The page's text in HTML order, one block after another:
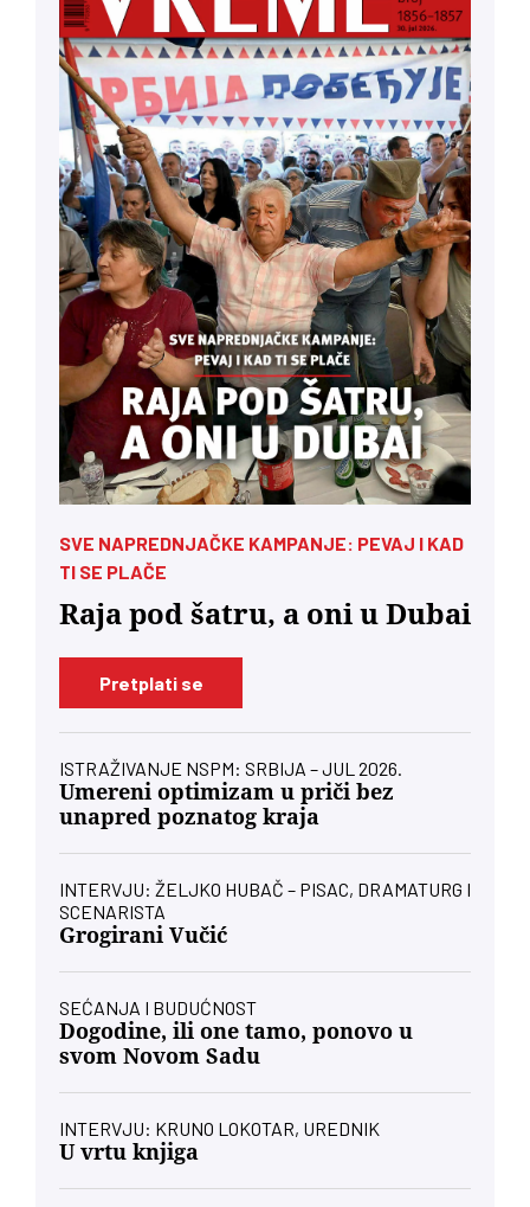
SVE NAPREDNJAČKE KAMPANJE: PEVAJ I KAD
TI SE PLAČE
Raja pod šatru, a oni u Dubai
Pretplati se
ISTRAŽIVANJE NSPM: SRBIJA – JUL 2026.
Umereni optimizam u priči bez
unapred poznatog kraja
INTERVJU: ŽELJKO HUBAČ – PISAC, DRAMATURG I
SCENARISTA
Grogirani Vučić
SEĆANJA I BUDUĆNOST
Dogodine, ili one tamo, ponovo u
svom Novom Sadu
INTERVJU: KRUNO LOKOTAR, UREDNIK
U vrtu knjiga